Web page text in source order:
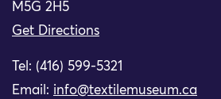
M5G 2H5
Get Directions
Tel: (416) 599-5321
Email: info@textilemuseum.ca